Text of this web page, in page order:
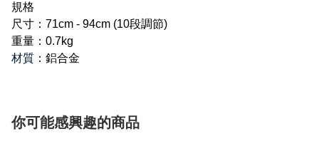
規格​
尺寸：71cm - 94cm (10段調節)
重量：0.7kg
材質 ：鋁合金
你可能感興趣的商品